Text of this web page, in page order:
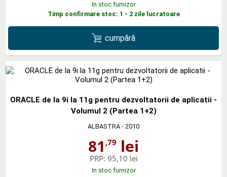
In stoc furnizor
Timp confirmare stoc: 1 - 2 zile lucratoare
cumpără
ORACLE de la 9i la 11g pentru dezvoltatorii de aplicatii -
Volumul 2 (Partea 1+2)
ALBASTRA - 2010
81 ,79 lei
PRP: 95,10 lei
In stoc furnizor